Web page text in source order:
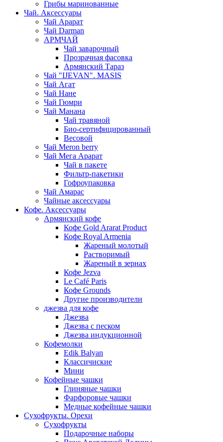
Грибы маринованные
Чай. Аксессуары
Чай Арарат
Чай Darman
АРМЧАЙ
Чай заварочный
Прозрачная фасовка
Армянский Тараз
Чай "IJEVAN". MASIS
Чай Агат
Чай Нане
Чай Гюмри
Чай Манана
Чай травяной
Био-сертифицированный
Весовой
Чай Meron berry
Чай Мега Арарат
Чай в пакете
Фильтр-пакетики
Гофроупаковка
Чай Амарас
Чайные аксессуары
Кофе. Аксессуары
Армянский кофе
Кофе Gold Ararat Product
Кофе Royal Armenia
Жареный молотый
Растворимый
Жареный в зернах
Кофе Jezva
Le Café Paris
Кофе Grounds
Другие производители
джезва для кофе
Джезва
Джезва с песком
Джезва индукционной
Кофемолки
Edik Balyan
Классичиские
Мини
Кофейные чашки
Глиняные чашки
Фарфоровые чашки
Медные кофейные чашки
Сухофрукты. Орехи
Сухофрукты
Подарочные наборы